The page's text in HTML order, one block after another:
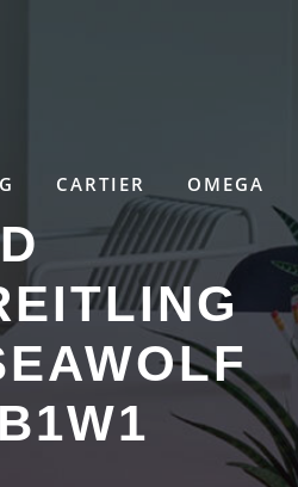
CARTIER OMEGA